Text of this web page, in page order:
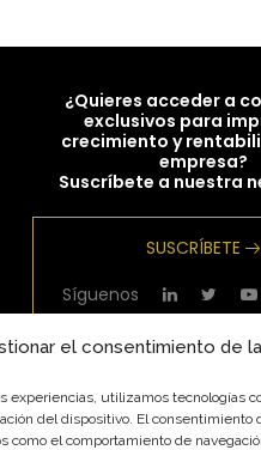
el consentimiento de
experiencias, utilizamos tecnologías
del dispositivo. El consentimiento
como el comportamiento de
¿Quieres acceder a
exclusivos para
crecimiento y
empresa?
Suscríbete a nuestra
SUSCRÍBETE
Síguenos